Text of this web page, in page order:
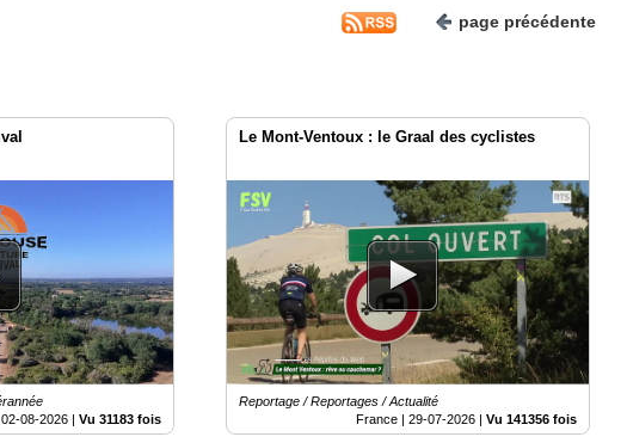
page précédente
02-08-2026| Vu 31183 fois
Le Mont-Ventoux : le Graal des cyclistes
Reportage / Reportages / Actualité
France |29-07-2026 |Vu 141356 fois